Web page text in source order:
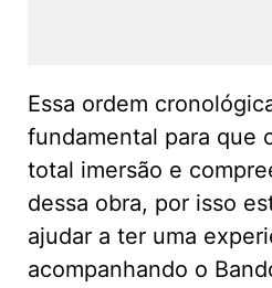
Essa ordem
fundamental para que
total imersão e
dessa obra, por isso
ajudar a ter uma
acompanhando o